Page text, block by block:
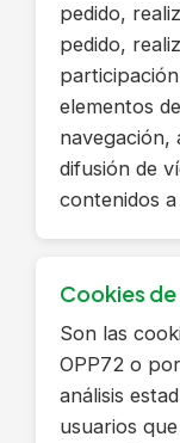
pedido,
pedido,
elementos
navegación,
difusión de
contenidos
Cookies de
Son las
OPP72 o
análisis
usuarios